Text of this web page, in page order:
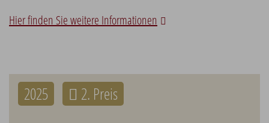
Hier finden Sie weitere Informationen
2025 2. Preis